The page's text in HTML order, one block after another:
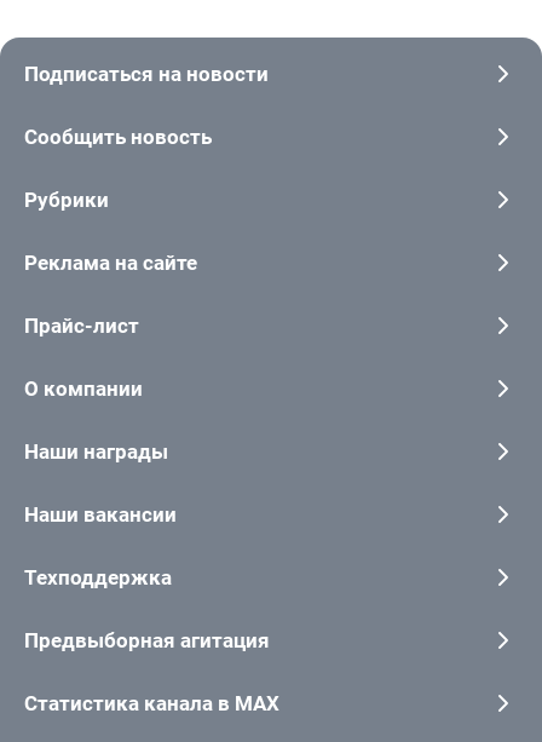
Подписаться на новости
Сообщить новость
Рубрики
Реклама на сайте
Прайс-лист
О компании
Наши награды
Наши вакансии
Техподдержка
Предвыборная агитация
Статистика канала в MAX